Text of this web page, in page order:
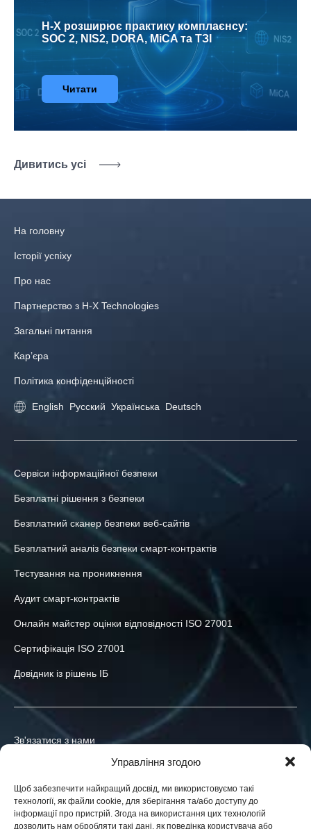
Управління згодою
Щоб забезпечити найкращий досвід, ми використовуємо такі
технології, як файли cookie, для зберігання та/або доступу до
інформації про пристрій. Згода на використання цих технологій
дозволить нам обробляти такі дані, як поведінка користувача або
H-X розширює практику комплаєнсу:
SOC 2, NIS2, DORA, MiCA та ТЗІ
Читати
Дивитись усі
На головну
Історії успіху
Про нас
Партнерство з H-X Technologies
Загальні питання
Кар’єра
Політика конфіденційності
English Русский Українська Deutsch
Сервіси інформаційної безпеки
Безплатні рішення з безпеки
Безплатний сканер безпеки веб-сайтів
Безплатний аналіз безпеки смарт-контрактів
Тестування на проникнення
Аудит смарт-контрактів
Онлайн майстер оцінки відповідності ISO 27001
Сертифікація ISO 27001
Довідник із рішень ІБ
Зв'язатися з нами
info@h-x.technology
03035 Україна , м. Київ пров. Хомова Ярослава, 14-А